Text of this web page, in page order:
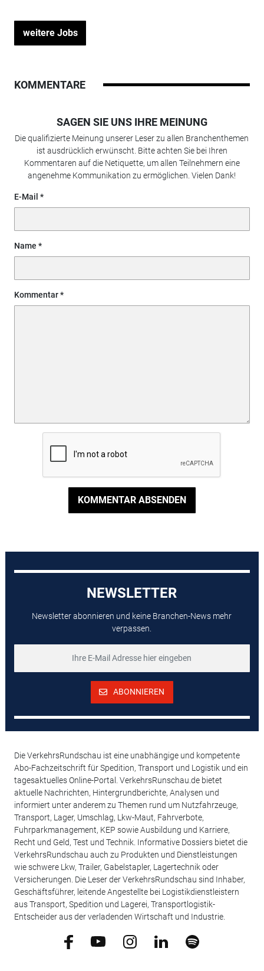
weitere Jobs
KOMMENTARE
SAGEN SIE UNS IHRE MEINUNG
Die qualifizierte Meinung unserer Leser zu allen Branchenthemen
ist ausdrücklich erwünscht. Bitte achten Sie bei Ihren
Kommentaren auf die Netiquette, um allen Teilnehmern eine
angenehme Kommunikation zu ermöglichen. Vielen Dank!
E-Mail
Name
Kommentar
KOMMENTAR ABSENDEN
NEWSLETTER
Newsletter abonnieren und keine Branchen-News mehr
verpassen.
ABONNIEREN
Die VerkehrsRundschau ist eine unabhängige und kompetente
Abo-Fachzeitschrift für Spedition, Transport und Logistik und ein
tagesaktuelles Online-Portal. VerkehrsRunschau.de bietet
aktuelle Nachrichten, Hintergrundberichte, Analysen und
informiert unter anderem zu Themen rund um Nutzfahrzeuge,
Transport, Lager, Umschlag, Lkw-Maut, Fahrverbote,
Fuhrparkmanagement, KEP sowie Ausbildung und Karriere,
Recht und Geld, Test und Technik. Informative Dossiers bietet die
VerkehrsRundschau auch zu Produkten und Dienstleistungen
wie schwere Lkw, Trailer, Gabelstapler, Lagertechnik oder
Versicherungen. Die Leser der VerkehrsRundschau sind Inhaber,
Geschäftsführer, leitende Angestellte bei Logistikdienstleistern
aus Transport, Spedition und Lagerei, Transportlogistik-
Entscheider aus der verladenden Wirtschaft und Industrie.